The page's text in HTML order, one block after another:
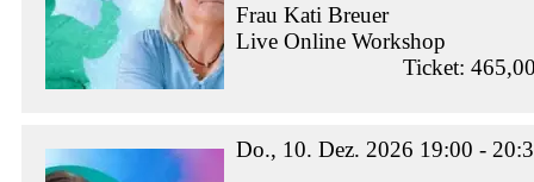
Frau Kati Breuer
Live Online Workshop
Ticket:
Do., 10. Dez. 2026 19:00 -